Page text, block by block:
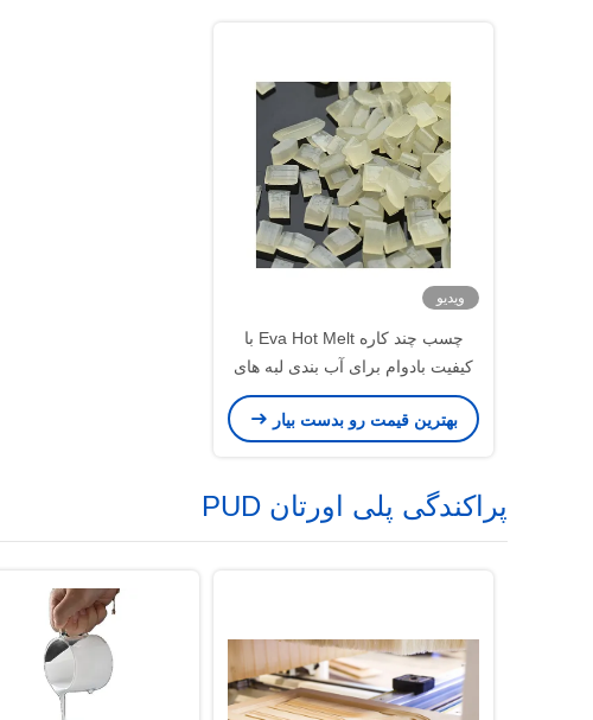
ویدیو
چسب چند کاره Eva Hot Melt با
کیفیت بادوام برای آب بندی لبه های
لباس
بهترین قیمت رو بدست بیار
پراکندگی پلی اورتان PUD